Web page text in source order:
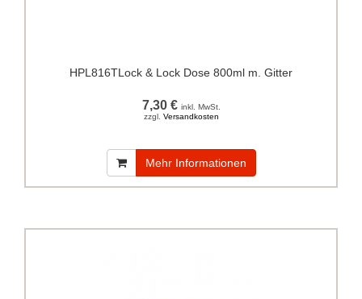
HPL816TLock & Lock Dose 800ml m. Gitter
7,30 € inkl. MwSt.
zzgl. Versandkosten
Mehr Informationen